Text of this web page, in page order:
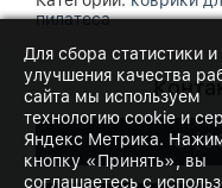
пилатеса
8
Для сбора статистики и
улучшения качества
сайта мы используем
технологию cookie и
Яндекс Метрика.
кнопку «Принять», вы
соглашаетесь с